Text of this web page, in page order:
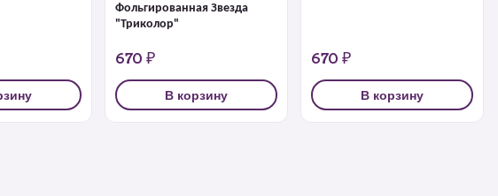
Фольгированная Звезда
"Триколор"
670 ₽
В корзину
670 ₽
В корзину